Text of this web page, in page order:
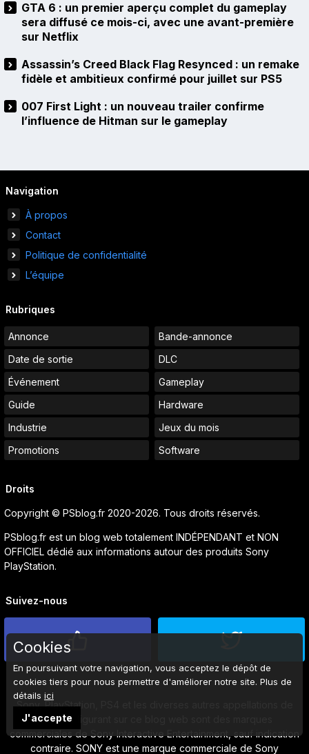
GTA 6 : un premier aperçu complet du gameplay
sera diffusé ce mois-ci, avec une avant-première
sur Netflix
Assassin’s Creed Black Flag Resynced : un remake
fidèle et ambitieux confirmé pour juillet sur PS5
007 First Light : un nouveau trailer confirme
l’influence de Hitman sur le gameplay
Navigation
À propos
Contact
Politique de confidentialité
L’équipe
Rubriques
Annonce
Bande-annonce
Date de sortie
DLC
Événement
Gameplay
Guide
Hardware
Industrie
Jeux du mois
Promotions
Software
Droits
Copyright © PSblog.fr 2020-2026. Tous droits réservés.
PSblog.fr est un blog web totalement INDÉPENDANT et NON
OFFICIEL dédié aux informations autour des produits Sony
PlayStation.
Suivez-nous
Sony, PlayStation, PS4 et les diverses autres appellations de
produits figurant sur ce blog web sont des marques
commerciales de Sony Interactive Entertainment, sauf indication
contraire. SONY est une marque commerciale de Sony
Cookies
En poursuivant votre navigation, vous acceptez le dépôt de
cookies tiers pour nous permettre d'améliorer notre site. Plus de
détails ici
J'accepte